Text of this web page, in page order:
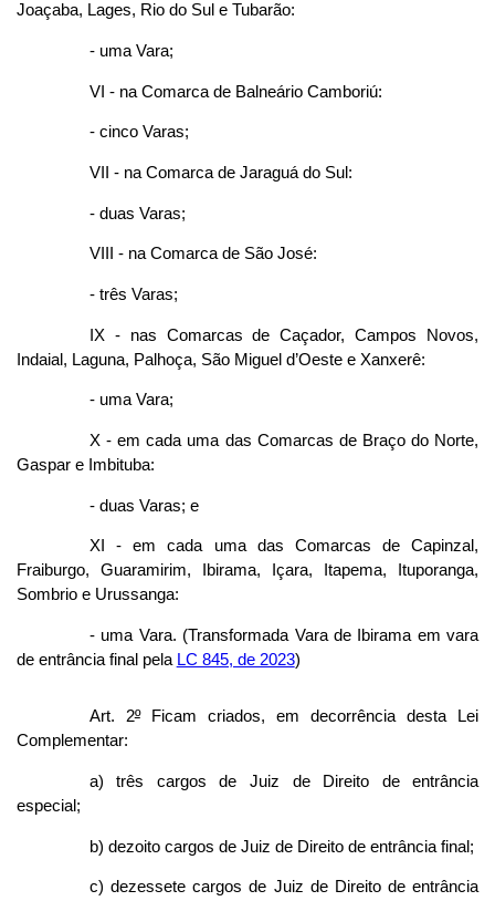
Joaçaba, Lages, Rio do Sul e Tubarão:
- uma Vara;
VI - na Comarca de Balneário Camboriú:
- cinco Varas;
VII - na Comarca de Jaraguá do Sul:
- duas Varas;
VIII - na Comarca de São José:
- três Varas;
IX - nas Comarcas de Caçador, Campos Novos,
Indaial, Laguna, Palhoça, São Miguel d’Oeste e Xanxerê:
- uma Vara;
X - em cada uma das Comarcas de Braço do Norte,
Gaspar e Imbituba:
- duas Varas; e
XI - em cada uma das Comarcas de Capinzal,
Fraiburgo, Guaramirim, Ibirama, Içara, Itapema, Ituporanga,
Sombrio e Urussanga:
- uma Vara. (Transformada Vara de Ibirama em vara
de entrância final pela LC 845, de 2023)
Art. 2ºFicam criados, em decorrência desta Lei
Complementar:
a) três cargos de Juiz de Direito de entrância
especial;
b) dezoito cargos de Juiz de Direito de entrância final;
c) dezessete cargos de Juiz de Direito de entrância